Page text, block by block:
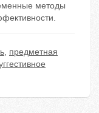
методы
, предметная